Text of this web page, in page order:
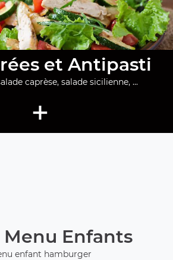
et Antipasti
caprèse, salade sicilienne, ...
+
Enfants
enfant hamburger